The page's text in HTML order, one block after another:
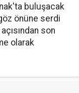
buluşacak
önüne serdi
son
olarak